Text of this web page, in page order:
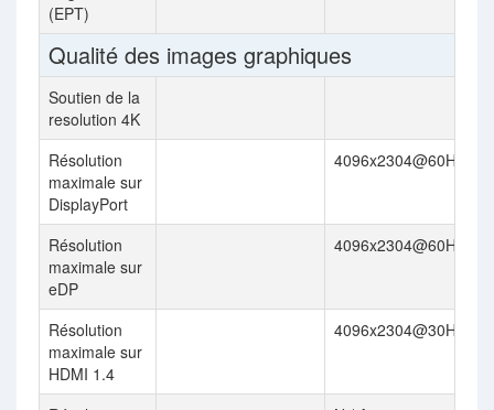
(EPT)
Qualité des images graphiques
Soutien de la
resolution 4K
Résolution
maximale sur
DisplayPort
4096x2304@60Hz
Résolution
maximale sur
eDP
4096x2304@60Hz
Résolution
maximale sur
HDMI 1.4
4096x2304@30Hz